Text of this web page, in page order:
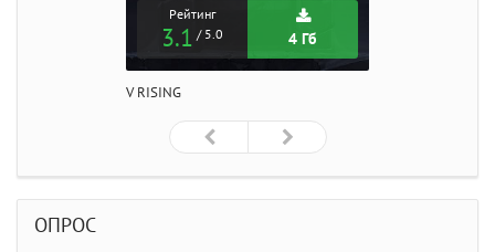
Рейтинг
3.1 / 5.0 4 Гб
V RISING
ОПРОС